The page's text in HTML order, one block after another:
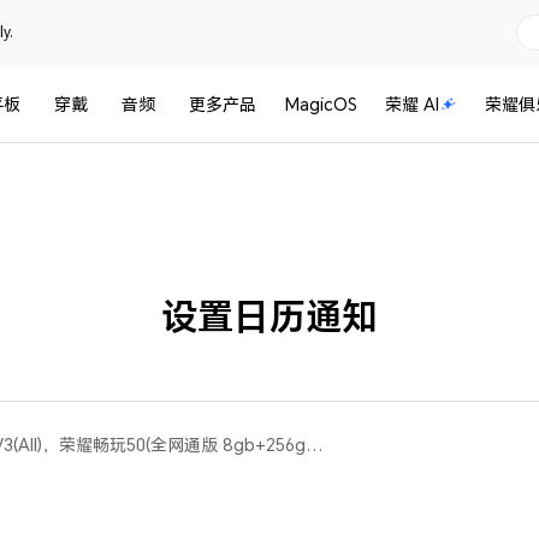
穿戴 音频 更多产品 MagicOS 荣耀 AI 荣耀
设置日历通知
荣耀X60i(All)，荣耀Magic V3(All)，荣耀畅玩50(全网通版 8gb+256gb、全网通版m 6gb+128gb、全网通版 4gb+128gb、全网通版 6gb+128gb)，荣耀X50 GT(All)，荣耀Play9T Pro(All)，荣耀畅玩50m(全网通版 8gb+256gb、全网通版 6gb+128gb)，荣耀70(All)，荣耀90 Pro(All)，荣耀X60 Pro(All)，荣耀 Magic3(All)，荣耀60(All)，荣耀Magic V3 双卫星版(All)，荣耀Magic5 至臻版(All)，荣耀90(All)，荣耀80 Pro 直屏版(全网通版 12gb+256gb)，荣耀X60(All)，荣耀Play8T Pro(All)，荣耀X50 Pro(All)，荣耀 Magic3 至臻版(All)，荣耀90 GT(All)，荣耀Magic4(All)，荣耀Magic6(All)，荣耀 Magic3 Pro(All)，荣耀70 Pro(All)，荣耀Magic5 Pro(All)，荣耀Magic V Flip 高定款(All)，荣耀100 Pro(All)，荣耀Play9T(All)，荣耀100(All)，荣耀200 Pro(All)，荣耀50(全网通版 8gb+256gb、全网通版 12gb+256gb、全网通版 8gb+128gb、移动版 8gb+256gb)，荣耀60 Pro(All)，荣耀畅玩60 Plus(All)，荣耀Magic Vs3(All)，荣耀Magic6 至臻版(All)，荣耀X50i+(All)，荣耀Magic V Flip(All)，荣耀Play9C(All)，荣耀80 Pro(All)，荣耀200(All)，荣耀Magic4 Pro(All)，荣耀Magic5(全网通版 8gb+256gb、全网通版 12gb+256gb、全网通版 16gb+512gb、全网通版 16gb+256gb)，荣耀80 GT(All)，荣耀Magic6 RSR 保时捷设计(All)，荣耀Magic4 至臻版(All)，荣耀80(All)，荣耀70 Pro+(All)，荣耀X50(All)，荣耀Magic6 Pro(All)，荣耀50 Pro(全网通版 8gb+256gb、全网通版 12gb+256gb、移动版 8gb+256gb)